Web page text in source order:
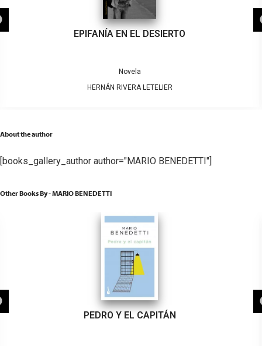
EPIFANÍA EN EL DESIERTO
Novela
HERNÁN RIVERA LETELIER
About the author
[books_gallery_author author="MARIO BENEDETTI"]
Other Books By - MARIO BENEDETTI
PEDRO Y EL CAPITÁN